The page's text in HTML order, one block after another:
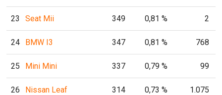
23 Seat Mii 349 0,81 % 2
24 BMW I3 347 0,81 % 768
25 Mini Mini 337 0,79 % 99
26 Nissan Leaf 314 0,73 % 1.075